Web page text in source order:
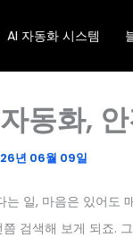
AI 자동화 시스템
동화,
년 06월 09일
는 일, 마음은 있어도
검색해 보게 되죠.